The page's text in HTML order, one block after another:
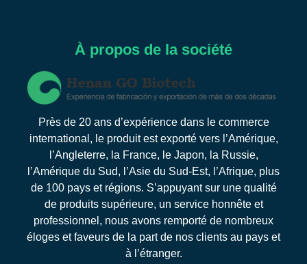
À propos de la société
Près de 20 ans d’expérience dans le commerce
international, le produit est exporté vers l’Amérique,
l’Angleterre, la France, le Japon, la Russie,
l’Amérique du Sud, l’Asie du Sud-Est, l’Afrique, plus
de 100 pays et régions. S’appuyant sur une qualité
de produits supérieure, un service honnête et
professionnel, nous avons remporté de nombreux
éloges et faveurs de la part de nos clients au pays et
à l’étranger.